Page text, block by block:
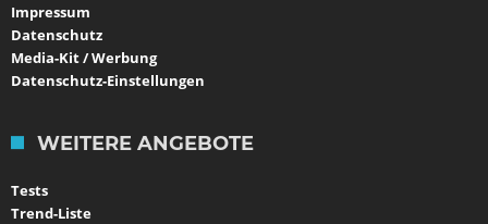
Impressum
Datenschutz
Media-Kit / Werbung
Datenschutz-Einstellungen
WEITERE ANGEBOTE
Tests
Trend-Liste